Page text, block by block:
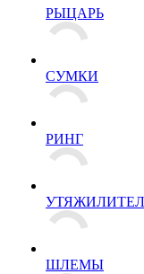
РЫЦАРЬ
СУМКИ
РИНГ
ШЛЕМЫ